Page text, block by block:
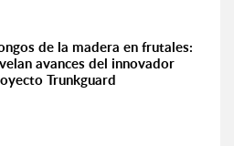
de la madera en frutales:
avances del innovador
Trunkguard